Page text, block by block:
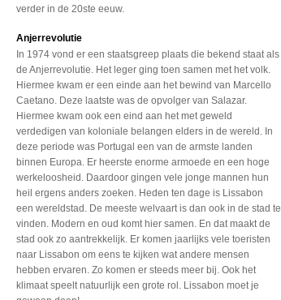
verder in de 20ste eeuw.
Anjerrevolutie
In 1974 vond er een staatsgreep plaats die bekend staat als
de Anjerrevolutie. Het leger ging toen samen met het volk.
Hiermee kwam er een einde aan het bewind van Marcello
Caetano. Deze laatste was de opvolger van Salazar.
Hiermee kwam ook een eind aan het met geweld
verdedigen van koloniale belangen elders in de wereld. In
deze periode was Portugal een van de armste landen
binnen Europa. Er heerste enorme armoede en een hoge
werkeloosheid. Daardoor gingen vele jonge mannen hun
heil ergens anders zoeken. Heden ten dage is Lissabon
een wereldstad. De meeste welvaart is dan ook in de stad te
vinden. Modern en oud komt hier samen. En dat maakt de
stad ook zo aantrekkelijk. Er komen jaarlijks vele toeristen
naar Lissabon om eens te kijken wat andere mensen
hebben ervaren. Zo komen er steeds meer bij. Ook het
klimaat speelt natuurlijk een grote rol. Lissabon moet je